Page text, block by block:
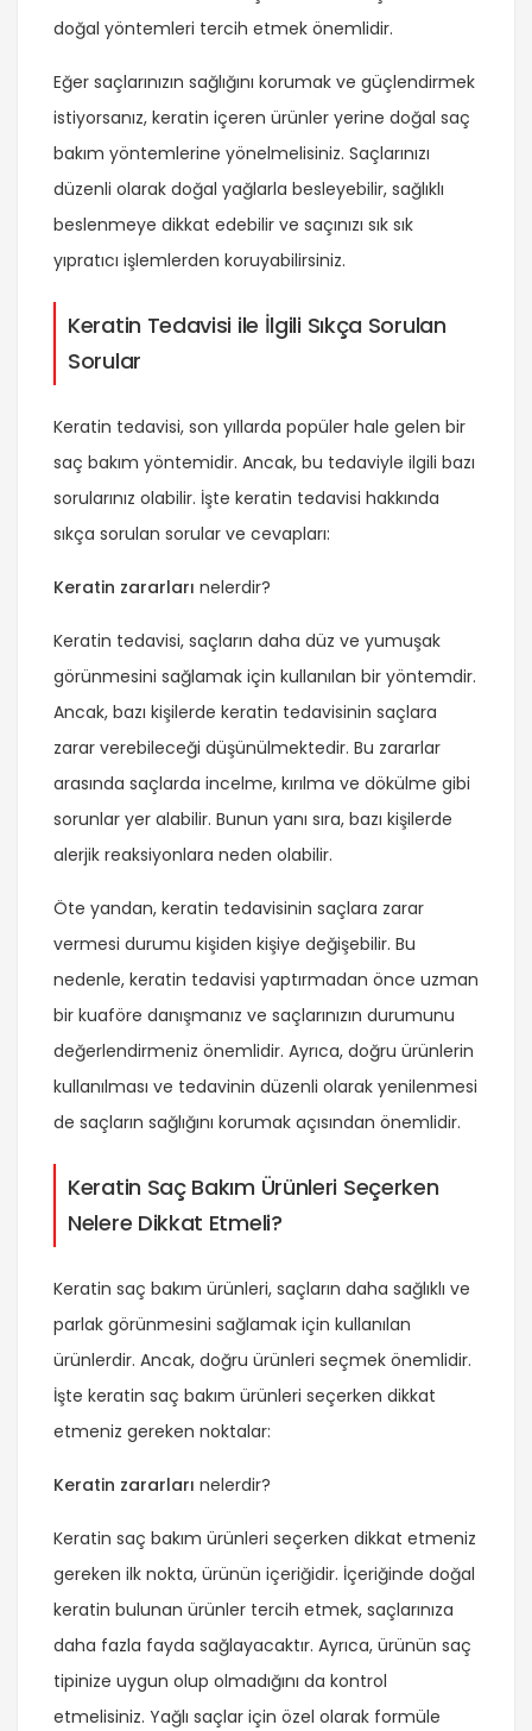
doğal yöntemleri tercih etmek önemlidir.
Eğer saçlarınızın sağlığını korumak ve güçlendirmek
istiyorsanız, keratin içeren ürünler yerine doğal saç
bakım yöntemlerine yönelmelisiniz. Saçlarınızı
düzenli olarak doğal yağlarla besleyebilir, sağlıklı
beslenmeye dikkat edebilir ve saçınızı sık sık
yıpratıcı işlemlerden koruyabilirsiniz.
Keratin Tedavisi ile İlgili Sıkça Sorulan
Sorular
Keratin tedavisi, son yıllarda popüler hale gelen bir
saç bakım yöntemidir. Ancak, bu tedaviyle ilgili bazı
sorularınız olabilir. İşte keratin tedavisi hakkında
sıkça sorulan sorular ve cevapları:
Keratin zararları nelerdir?
Keratin tedavisi, saçların daha düz ve yumuşak
görünmesini sağlamak için kullanılan bir yöntemdir.
Ancak, bazı kişilerde keratin tedavisinin saçlara
zarar verebileceği düşünülmektedir. Bu zararlar
arasında saçlarda incelme, kırılma ve dökülme gibi
sorunlar yer alabilir. Bunun yanı sıra, bazı kişilerde
alerjik reaksiyonlara neden olabilir.
Öte yandan, keratin tedavisinin saçlara zarar
vermesi durumu kişiden kişiye değişebilir. Bu
nedenle, keratin tedavisi yaptırmadan önce uzman
bir kuaföre danışmanız ve saçlarınızın durumunu
değerlendirmeniz önemlidir. Ayrıca, doğru ürünlerin
kullanılması ve tedavinin düzenli olarak yenilenmesi
de saçların sağlığını korumak açısından önemlidir.
Keratin Saç Bakım Ürünleri Seçerken
Nelere Dikkat Etmeli?
Keratin saç bakım ürünleri, saçların daha sağlıklı ve
parlak görünmesini sağlamak için kullanılan
ürünlerdir. Ancak, doğru ürünleri seçmek önemlidir.
İşte keratin saç bakım ürünleri seçerken dikkat
etmeniz gereken noktalar:
Keratin zararları nelerdir?
Keratin saç bakım ürünleri seçerken dikkat etmeniz
gereken ilk nokta, ürünün içeriğidir. İçeriğinde doğal
keratin bulunan ürünler tercih etmek, saçlarınıza
daha fazla fayda sağlayacaktır. Ayrıca, ürünün saç
tipinize uygun olup olmadığını da kontrol
etmelisiniz. Yağlı saçlar için özel olarak formüle